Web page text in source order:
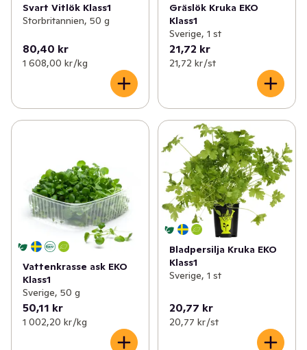
Svart Vitlök Klass1
Storbritannien, 50 g
80,40 kr
1 608,00 kr /kg
Gräslök Kruka EKO
Klass1
Sverige, 1 st
21,72 kr
21,72 kr /st
Vattenkrasse ask EKO
Klass1
Sverige, 50 g
50,11 kr
1 002,20 kr /kg
Bladpersilja Kruka EKO
Klass1
Sverige, 1 st
20,77 kr
20,77 kr /st